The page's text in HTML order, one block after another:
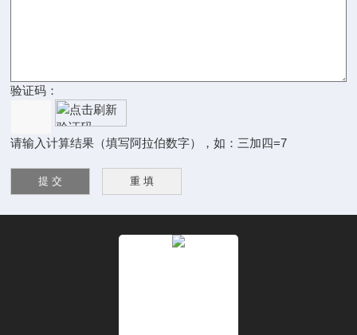
验证码：
请输入计算结果（填写阿拉伯数字），如：三加四=7